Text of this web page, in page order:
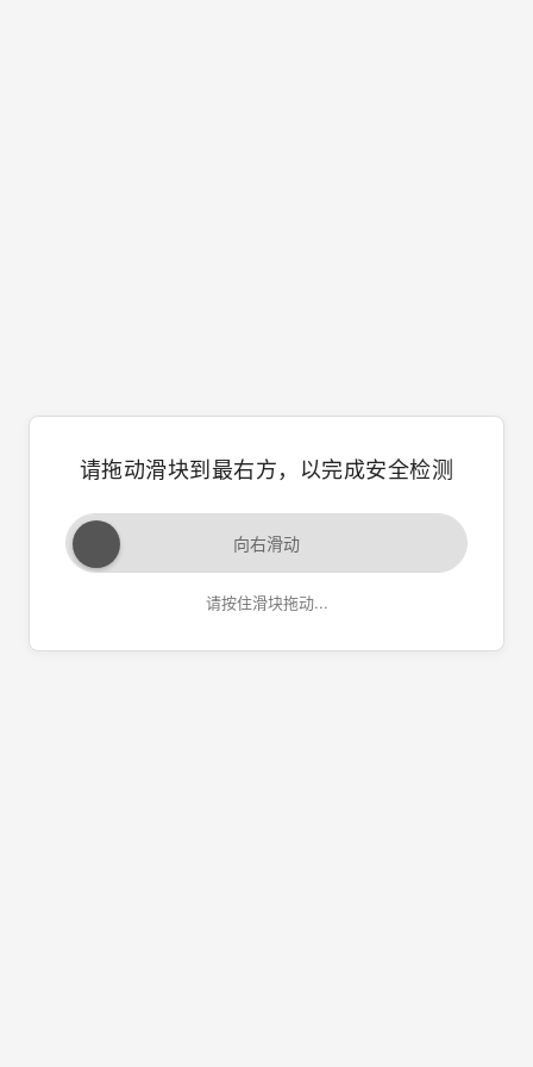
请拖动滑块到最右方，以完成安全检测
向右滑动
请按住滑块拖动...